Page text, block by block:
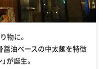
物に。
醤油ベースの中太麺を特徴
が誕生。